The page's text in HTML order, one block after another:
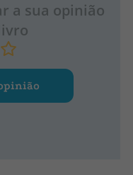
a sua opinião